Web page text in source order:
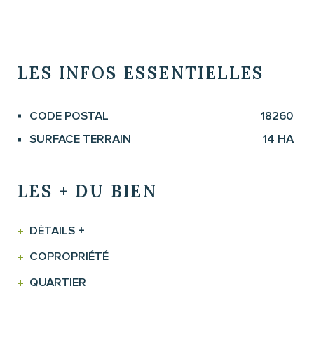
LES INFOS ESSENTIELLES
Caractérisque Valeurs
CODE POSTAL
18260
SURFACE TERRAIN
14 HA
LES + DU BIEN
DÉTAILS +
COPROPRIÉTÉ
QUARTIER